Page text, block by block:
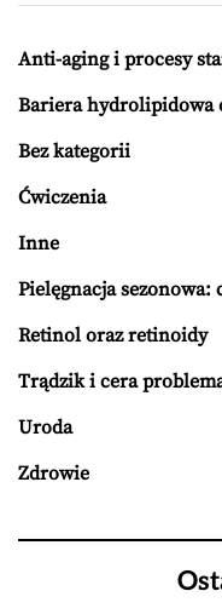
Anti-aging i procesy
Bariera hydrolipidowa
Bez kategorii
Ćwiczenia
Inne
Pielęgnacja
Retinol oraz retinoidy
Trądzik i cera
Uroda
Zdrowie